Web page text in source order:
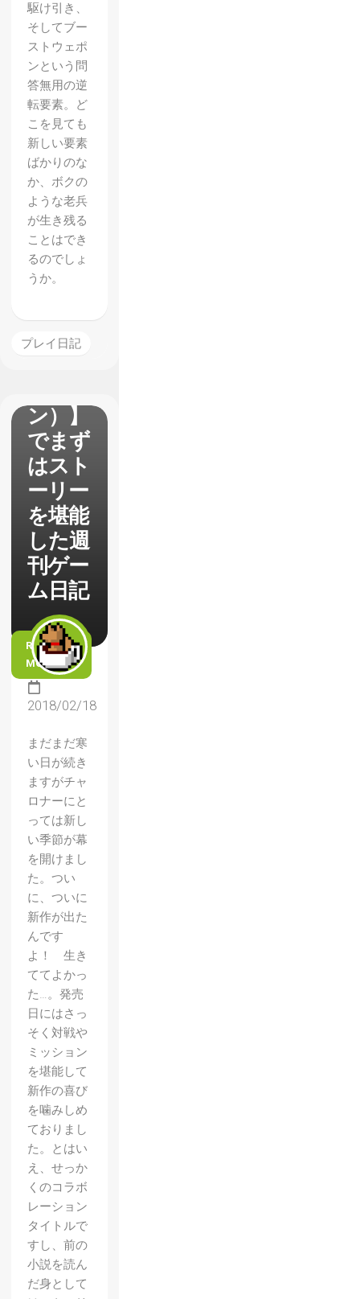
駆け引き、
そしてブー
ストウェポ
ンという問
答無用の逆
転要素。ど
こを見ても
新しい要素
ばかりのな
か、ボクの
ような老兵
が生き残る
ことはでき
るのでしょ
うか。
プレイ日記
【とあ
る魔術
の電脳
戦機
ン）】
でまず
はスト
ーリー
を堪能
した週
刊ゲー
ム日記
READ
MORE
2018/02/18
まだまだ寒
い日が続き
ますがチャ
ロナーにと
っては新し
い季節が幕
を開けまし
た。つい
に、ついに
新作が出た
んです
よ！ 生き
ててよかっ
た…。発売
日にはさっ
そく対戦や
ミッション
を堪能して
新作の喜び
を噛みしめ
ておりまし
た。とはい
え、せっか
くのコラボ
レーション
タイトルで
すし、前の
小説を読ん
だ身として
【とあ
る魔術
の電脳
戦機